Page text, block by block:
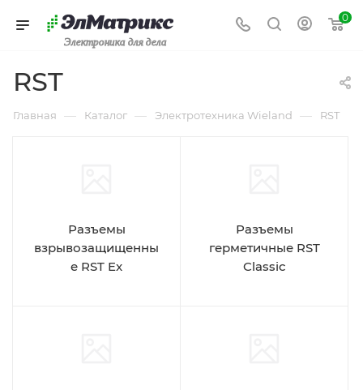
Электроника для дела
0
RST
Главная — Каталог — Электротехника Wieland — RST
Разъемы
взрывозащищенны
е RST Ex
Разъемы
герметичные RST
Classic